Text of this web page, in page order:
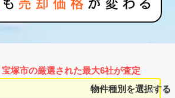
宝塚市の厳選された最大6社が査定